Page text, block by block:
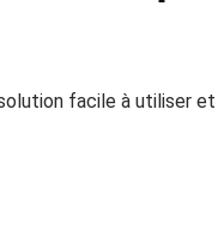
facile à utiliser et